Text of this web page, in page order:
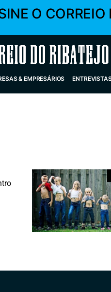
O CORREIO
do Ribatejo
& EMPRESÁRIOS